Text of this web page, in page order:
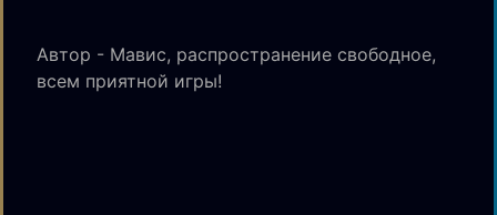
Автор - Мавис, распространение свободное,
всем приятной игры!